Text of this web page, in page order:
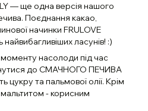
— ще одна версія нашого
Поєднання какао,
начинки FRULOVE
ласунів! :)
моменту насолоди під час
до СМАЧНОГО ПЕЧИВА
цукру та пальмової олії. Крім
- корисним